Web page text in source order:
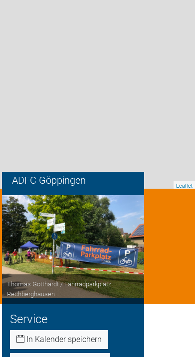
Leaflet
ADFC Göppingen
Thomas Gotthardt / Fahrradparkplatz
Rechberghausen
Service
In Kalender speichern